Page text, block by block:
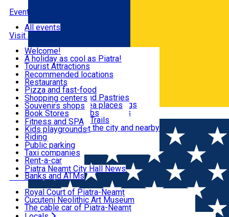
Română
Events
Visit & Explore
Eat & Drink
Shopping
Fun & Relax
Useful info
Locals
Most Popular
All events
Welcome!
A holiday as cool as Piatra!
Tourist Attractions
Walking through the city
Hiking in nature
All locations
Mountain bike & Downhill
By car through the surroundings
#priNeamt one day itineraries
Ceahlău Mountain Trails
Accommodation in the city and nearby
Tourist Infopoint
Tourist guides
Travel agencies
Recommended locations
Restaurants
Pizza and fast-food
Confectioneries and Pastries
Coffee Shops & Tea places
Pubs, bars and clubs
Shopping centers
Souvenirs shops
Book Stores
Local products
The central market
Fitness and SPA
Kids playgrounds
Riding
Public parking
Taxi companies
Rent-a-car
Bicycle rentals
Banks and ATMs
Piatra Neamț City Hall News
Royal Court of Piatra-Neamț
Cucuteni Neolithic Art Museum
The cable car of Piatra-Neamț